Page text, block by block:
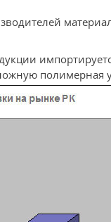
полимерная